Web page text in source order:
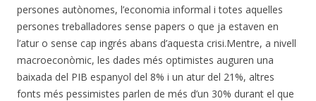
persones autònomes, l’economia informal i totes aquelles
persones treballadores sense papers o que ja estaven en
l’atur o sense cap ingrés abans d’aquesta crisi.Mentre, a nivell
macroeconòmic, les dades més optimistes auguren una
baixada del PIB espanyol del 8% i un atur del 21%, altres
fonts més pessimistes parlen de més d’un 30% durant el que